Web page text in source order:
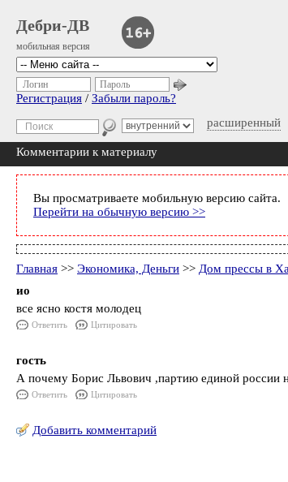
Дебри-ДВ
мобильная версия
расширенный
Логин Пароль
Регистрация / Забыли пароль?
Комментарии к материалу
Вы просматриваете мобильную версию сайта.
Перейти на обычную версию >>
Главная >> Экономика, Деньги >> Дом прессы в
ио
все ясно костя молодец
Ответить Цитировать
гость
А почему Борис Львович ,партию единой россии
Ответить Цитировать
Добавить комментарий